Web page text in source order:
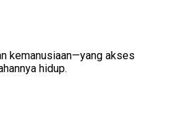
kemanusiaan—yang akses
hidup.